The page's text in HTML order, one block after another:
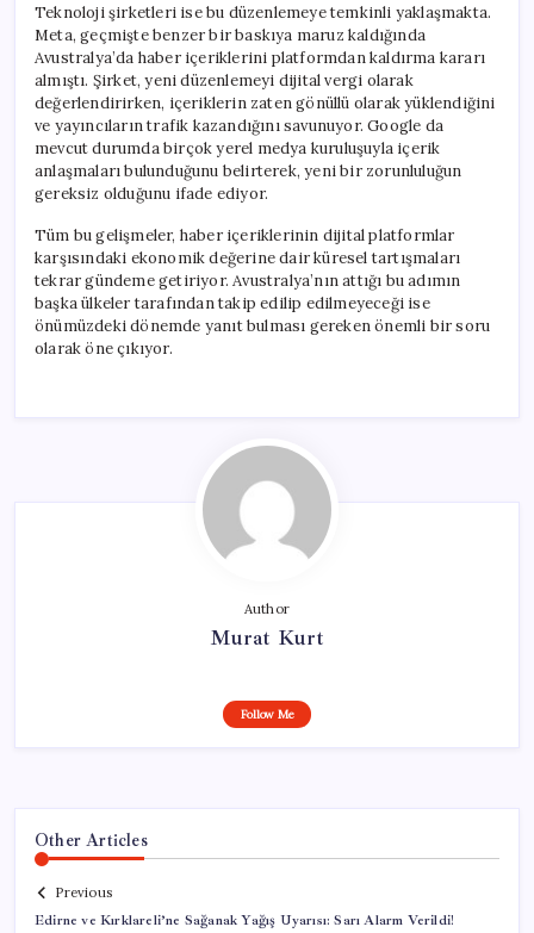
Teknoloji şirketleri ise bu düzenlemeye temkinli yaklaşmakta.
Meta, geçmişte benzer bir baskıya maruz kaldığında
Avustralya’da haber içeriklerini platformdan kaldırma kararı
almıştı. Şirket, yeni düzenlemeyi dijital vergi olarak
değerlendirirken, içeriklerin zaten gönüllü olarak yüklendiğini
ve yayıncıların trafik kazandığını savunuyor. Google da
mevcut durumda birçok yerel medya kuruluşuyla içerik
anlaşmaları bulunduğunu belirterek, yeni bir zorunluluğun
gereksiz olduğunu ifade ediyor.
Tüm bu gelişmeler, haber içeriklerinin dijital platformlar
karşısındaki ekonomik değerine dair küresel tartışmaları
tekrar gündeme getiriyor. Avustralya’nın attığı bu adımın
başka ülkeler tarafından takip edilip edilmeyeceği ise
önümüzdeki dönemde yanıt bulması gereken önemli bir soru
olarak öne çıkıyor.
Author
Murat Kurt
Follow Me
Other Articles
Previous
Edirne ve Kırklareli’ne Sağanak Yağış Uyarısı: Sarı Alarm Verildi!